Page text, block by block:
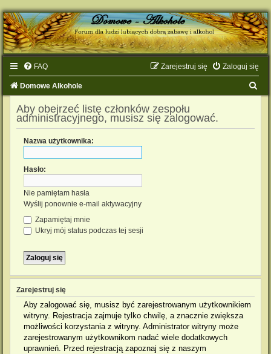
FAQ Zaloguj się
Zarejestruj się
Domowe Alkohole
Aby obejrzeć listę członków zespołu
administracyjnego, musisz się zalogować.
Nazwa użytkownika:
Hasło:
Nie pamiętam hasła
Wyślij ponownie e-mail aktywacyjny
Zapamiętaj mnie
Ukryj mój status podczas tej sesji
Zarejestruj się
Aby zalogować się, musisz być zarejestrowanym użytkownikiem
witryny. Rejestracja zajmuje tylko chwilę, a znacznie zwiększa
możliwości korzystania z witryny. Administrator witryny może
zarejestrowanym użytkownikom nadać wiele dodatkowych
uprawnień. Przed rejestracją zapoznaj się z naszym